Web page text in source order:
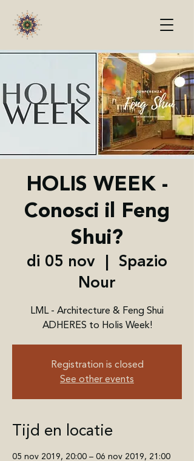
HOLIS WEEK -
Conosci il Feng
Shui?
di 05 nov
  |
Spazio
Nour
LML - Architecture & Feng Shui
ADHERES to Holis Week!
Registration is closed
See other events
Tijd en locatie
05 nov 2019, 20:00 – 06 nov 2019, 21:00